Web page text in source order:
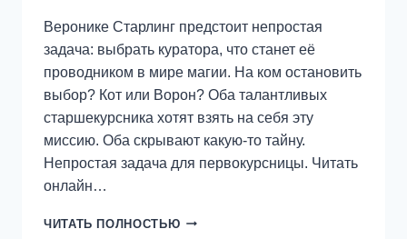
Веронике Старлинг предстоит непростая
задача: выбрать куратора, что станет её
проводником в мире магии. На ком остановить
выбор? Кот или Ворон? Оба талантливых
старшекурсника хотят взять на себя эту
миссию. Оба скрывают какую-то тайну.
Непростая задача для первокурсницы. Читать
онлайн…
ЧИТАТЬ ПОЛНОСТЬЮ РАССЕЯТЬ